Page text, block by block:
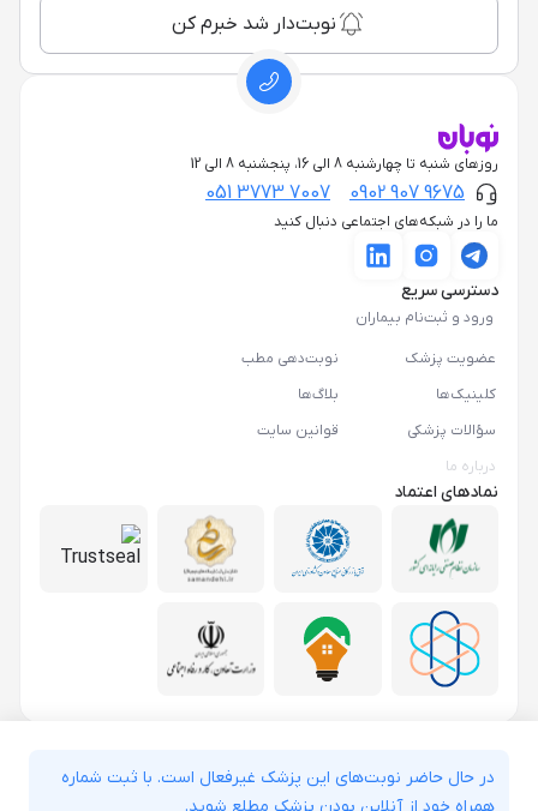
در حال حاضر نوبت‌های این پزشک غیرفعال است. با ثبت شماره
نوبت‌دار شد خبرم کن
روزهای شنبه تا چهارشنبه 8 الی 16، پنجشنبه 8 الی 12
0902 907 9675
051 3773 7007
ما را در شبکه‌های اجتماعی دنبال کنید
دسترسی سریع
ورود و ثبت‌نام بیماران
عضویت پزشک
نوبت‌دهی مطب
کلینیک‌ها
بلاگ‌ها
سؤالات پزشکی
قوانین سایت
درباره ما
نمادهای اعتماد